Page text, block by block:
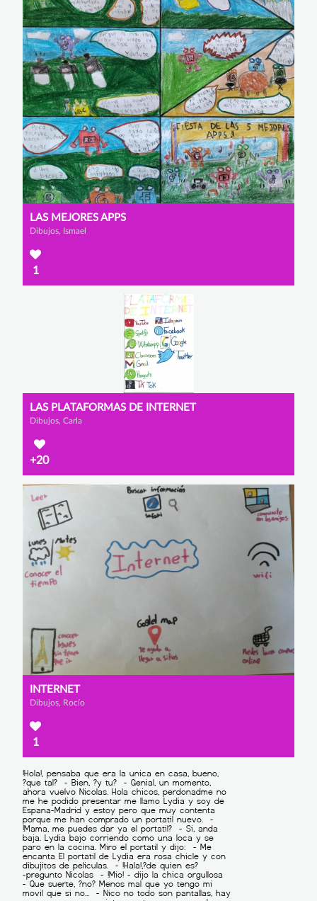
LAS MEJORES APPS
Dibujos, Ismael
1
LAS PLATAFORMAS DE INTERNET
Dibujos, Carla
+20
INTERNET
Dibujos, Rocío
1